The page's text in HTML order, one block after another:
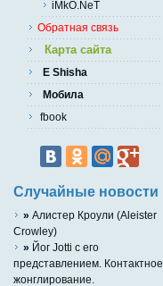
iMkO.NeT
Обратная связь
Карта сайта
E Shisha
Мобила
fbook
Случайные новости
» Алистер Кроули (Aleister
Crowley)
» Йог Jotti с его
представлением. Контактное
жонглирование.